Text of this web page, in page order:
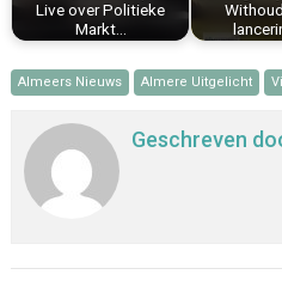
Live over Politieke
Markt…
Almeers Nieuws Almere Uitgelicht
Geschreven